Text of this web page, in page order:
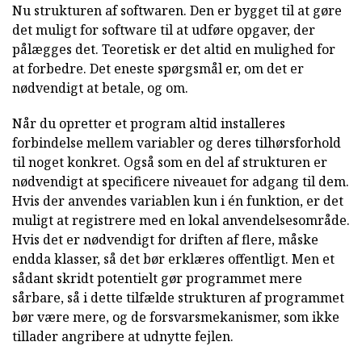
Nu strukturen af softwaren. Den er bygget til at gøre
det muligt for software til at udføre opgaver, der
pålægges det. Teoretisk er det altid en mulighed for
at forbedre. Det eneste spørgsmål er, om det er
nødvendigt at betale, og om.
Når du opretter et program altid installeres
forbindelse mellem variabler og deres tilhørsforhold
til noget konkret. Også som en del af strukturen er
nødvendigt at specificere niveauet for adgang til dem.
Hvis der anvendes variablen kun i én funktion, er det
muligt at registrere med en lokal anvendelsesområde.
Hvis det er nødvendigt for driften af flere, måske
endda klasser, så det bør erklæres offentligt. Men et
sådant skridt potentielt gør programmet mere
sårbare, så i dette tilfælde strukturen af programmet
bør være mere, og de forsvarsmekanismer, som ikke
tillader angribere at udnytte fejlen.